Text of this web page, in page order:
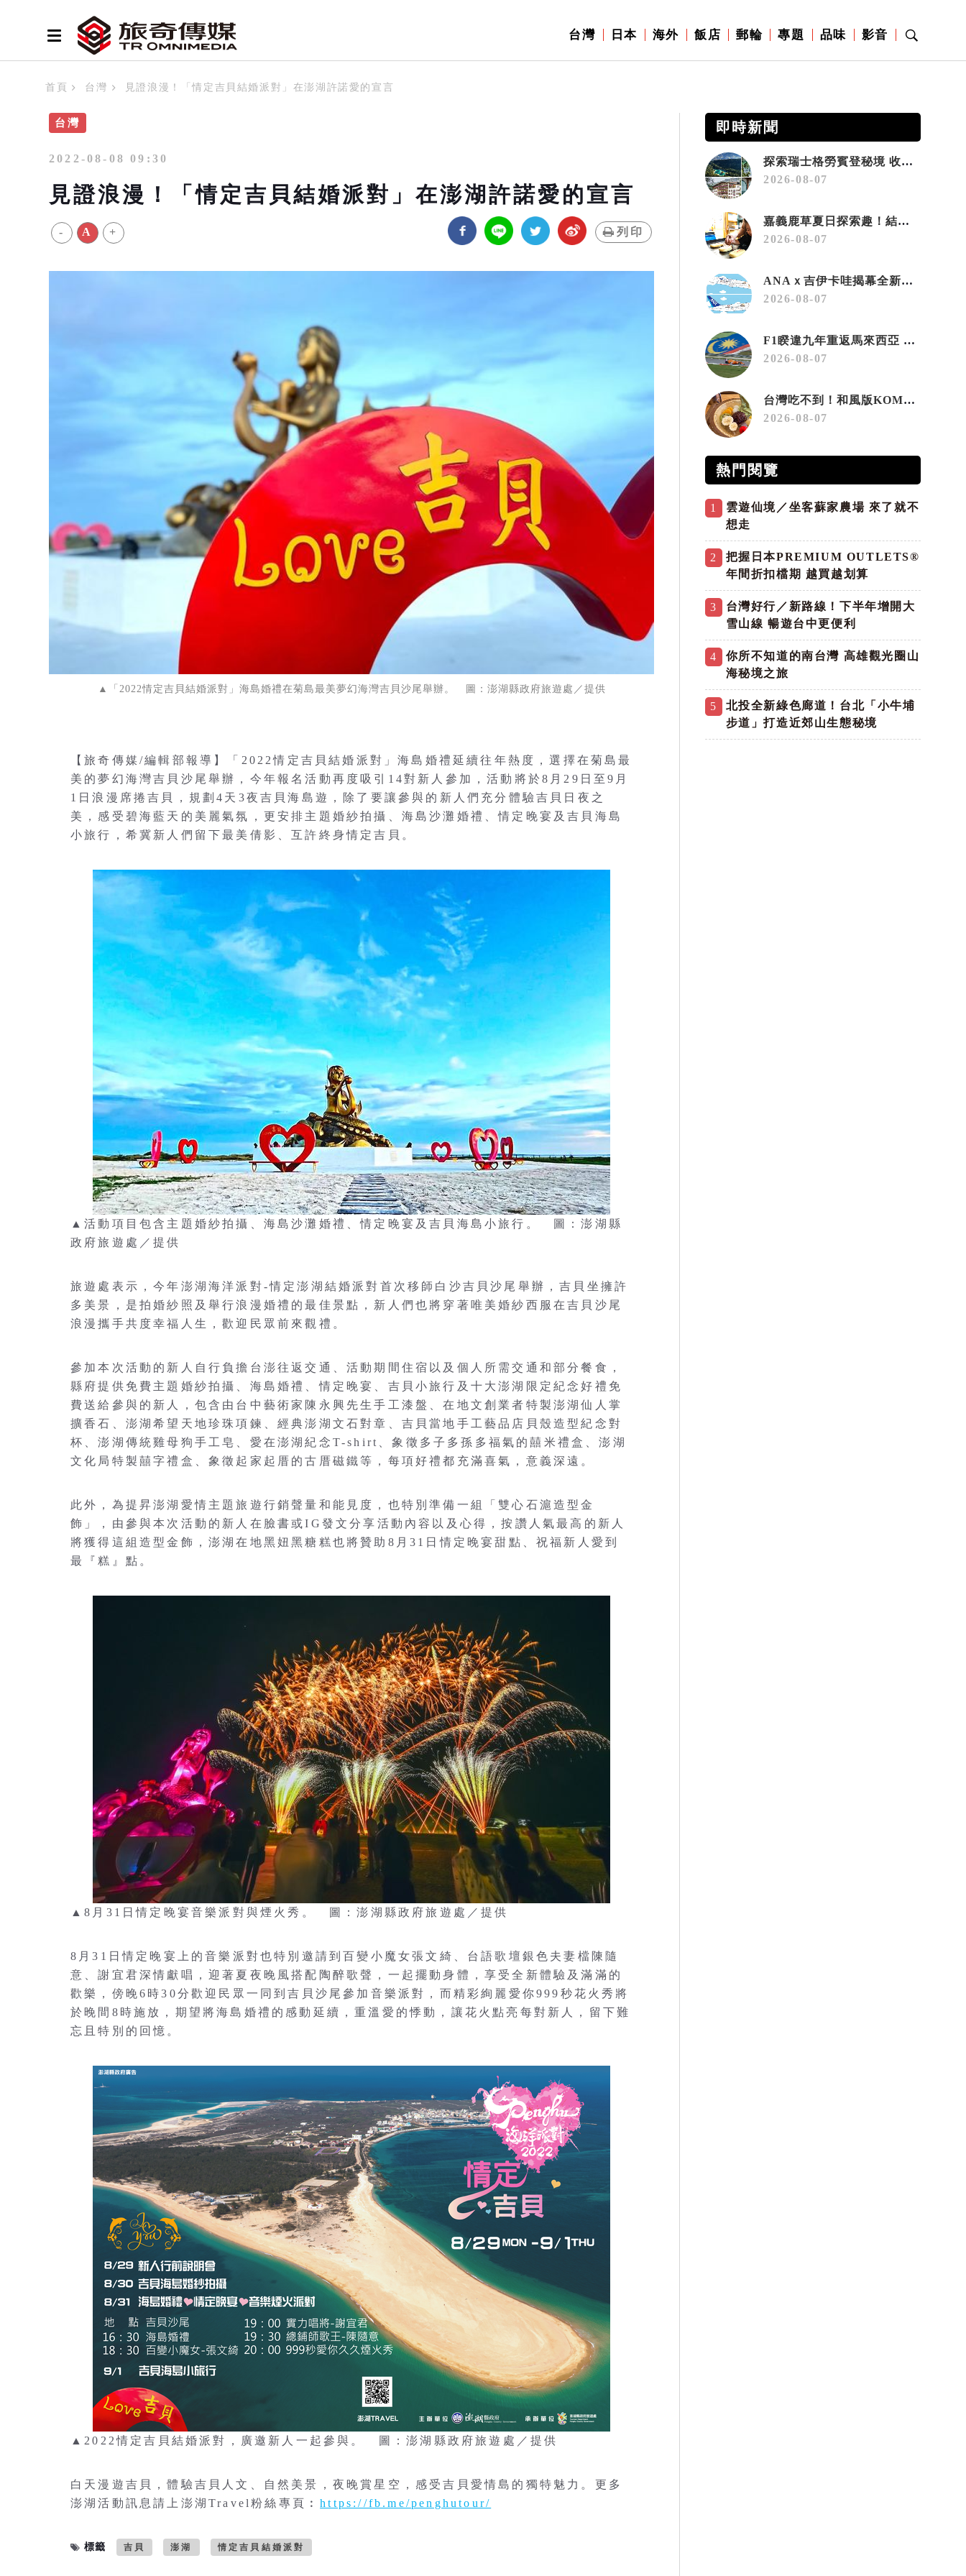
台灣 日本 海外 飯店 郵輪 專題 品味 影音
首頁 台灣 見證浪漫！「情定吉貝結婚派對」在澎湖許諾愛的宣言
台灣
2022-08-08 09:30
見證浪漫！「情定吉貝結婚派對」在澎湖許諾愛的宣言
- A + 列印
▲「2022情定吉貝結婚派對」海島婚禮在菊島最美夢幻海灣吉貝沙尾舉辦。 圖：澎湖縣政府旅遊處／提供
【旅奇傳媒/編輯部報導】「2022情定吉貝結婚派對」海島婚禮延續往年熱度，選擇在菊島最
美的夢幻海灣吉貝沙尾舉辦，今年報名活動再度吸引14對新人參加，活動將於8月29日至9月
1日浪漫席捲吉貝，規劃4天3夜吉貝海島遊，除了要讓參與的新人們充分體驗吉貝日夜之
美，感受碧海藍天的美麗氣氛，更安排主題婚紗拍攝、海島沙灘婚禮、情定晚宴及吉貝海島
小旅行，希冀新人們留下最美倩影、互許終身情定吉貝。
▲活動項目包含主題婚紗拍攝、海島沙灘婚禮、情定晚宴及吉貝海島小旅行。 圖：澎湖縣
政府旅遊處／提供
旅遊處表示，今年澎湖海洋派對-情定澎湖結婚派對首次移師白沙吉貝沙尾舉辦，吉貝坐擁許
多美景，是拍婚紗照及舉行浪漫婚禮的最佳景點，新人們也將穿著唯美婚紗西服在吉貝沙尾
浪漫攜手共度幸福人生，歡迎民眾前來觀禮。
參加本次活動的新人自行負擔台澎往返交通、活動期間住宿以及個人所需交通和部分餐食，
縣府提供免費主題婚紗拍攝、海島婚禮、情定晚宴、吉貝小旅行及十大澎湖限定紀念好禮免
費送給參與的新人，包含由台中藝術家陳永興先生手工漆盤、在地文創業者特製澎湖仙人掌
擴香石、澎湖希望天地珍珠項鍊、經典澎湖文石對章、吉貝當地手工藝品店貝殼造型紀念對
杯、澎湖傳統雞母狗手工皂、愛在澎湖紀念T-shirt、象徵多子多孫多福氣的囍米禮盒、澎湖
文化局特製囍字禮盒、象徵起家起厝的古厝磁鐵等，每項好禮都充滿喜氣，意義深遠。
此外，為提昇澎湖愛情主題旅遊行銷聲量和能見度，也特別準備一組「雙心石滬造型金
飾」，由參與本次活動的新人在臉書或IG發文分享活動內容以及心得，按讚人氣最高的新人
將獲得這組造型金飾，澎湖在地黑妞黑糖糕也將贊助8月31日情定晚宴甜點、祝福新人愛到
最『糕』點。
▲8月31日情定晚宴音樂派對與煙火秀。 圖：澎湖縣政府旅遊處／提供
8月31日情定晚宴上的音樂派對也特別邀請到百變小魔女張文綺、台語歌壇銀色夫妻檔陳隨
意、謝宜君深情獻唱，迎著夏夜晚風搭配陶醉歌聲，一起擺動身體，享受全新體驗及滿滿的
歡樂，傍晚6時30分歡迎民眾一同到吉貝沙尾參加音樂派對，而精彩絢麗愛你999秒花火秀將
於晚間8時施放，期望將海島婚禮的感動延續，重溫愛的悸動，讓花火點亮每對新人，留下難
忘且特別的回憶。
▲2022情定吉貝結婚派對，廣邀新人一起參與。 圖：澎湖縣政府旅遊處／提供
白天漫遊吉貝，體驗吉貝人文、自然美景，夜晚賞星空，感受吉貝愛情島的獨特魅力。更多
澎湖活動訊息請上澎湖Travel粉絲專頁︰https://fb.me/penghutour/
標籤 吉貝 澎湖 情定吉貝結婚派對
即時新聞
探索瑞士格勞賓登秘境 收藏六種阿爾卑斯夏日療癒之旅
2026-08-07
嘉義鹿草夏日探索趣！結合科學、農場與自然的親子小旅行
2026-08-07
ANAｘ吉伊卡哇揭幕全新彩繪機「Chiikawa JET」
2026-08-07
F1睽違九年重返馬來西亞 三大國際賽事打造10月運動旅遊熱潮 賽車、自行車、路跑同週登場
2026-08-07
台灣吃不到！和風版KOMEDA咖啡讓你吃遍名古屋在地美食
2026-08-07
熱門閱覽
1
雲遊仙境／坐客蘇家農場 來了就不
想走
2
把握日本PREMIUM OUTLETS®
年間折扣檔期 越買越划算
3
台灣好行／新路線！下半年增開大
雪山線 暢遊台中更便利
4
你所不知道的南台灣 高雄觀光圈山
海秘境之旅
5
北投全新綠色廊道！台北「小牛埔
步道」打造近郊山生態秘境